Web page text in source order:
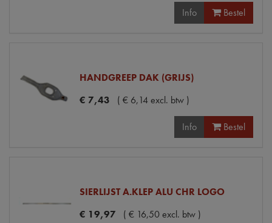
Info Bestel
HANDGREEP DAK (GRIJS)
€ 7,43 ( € 6,14excl. btw )
Info Bestel
SIERLIJST A.KLEP ALU CHR LOGO
€ 19,97 ( € 16,50excl. btw )